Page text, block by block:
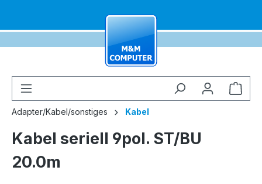
Adapter/Kabel/sonstiges Kabel
Kabel seriell 9pol. ST/BU
20.0m